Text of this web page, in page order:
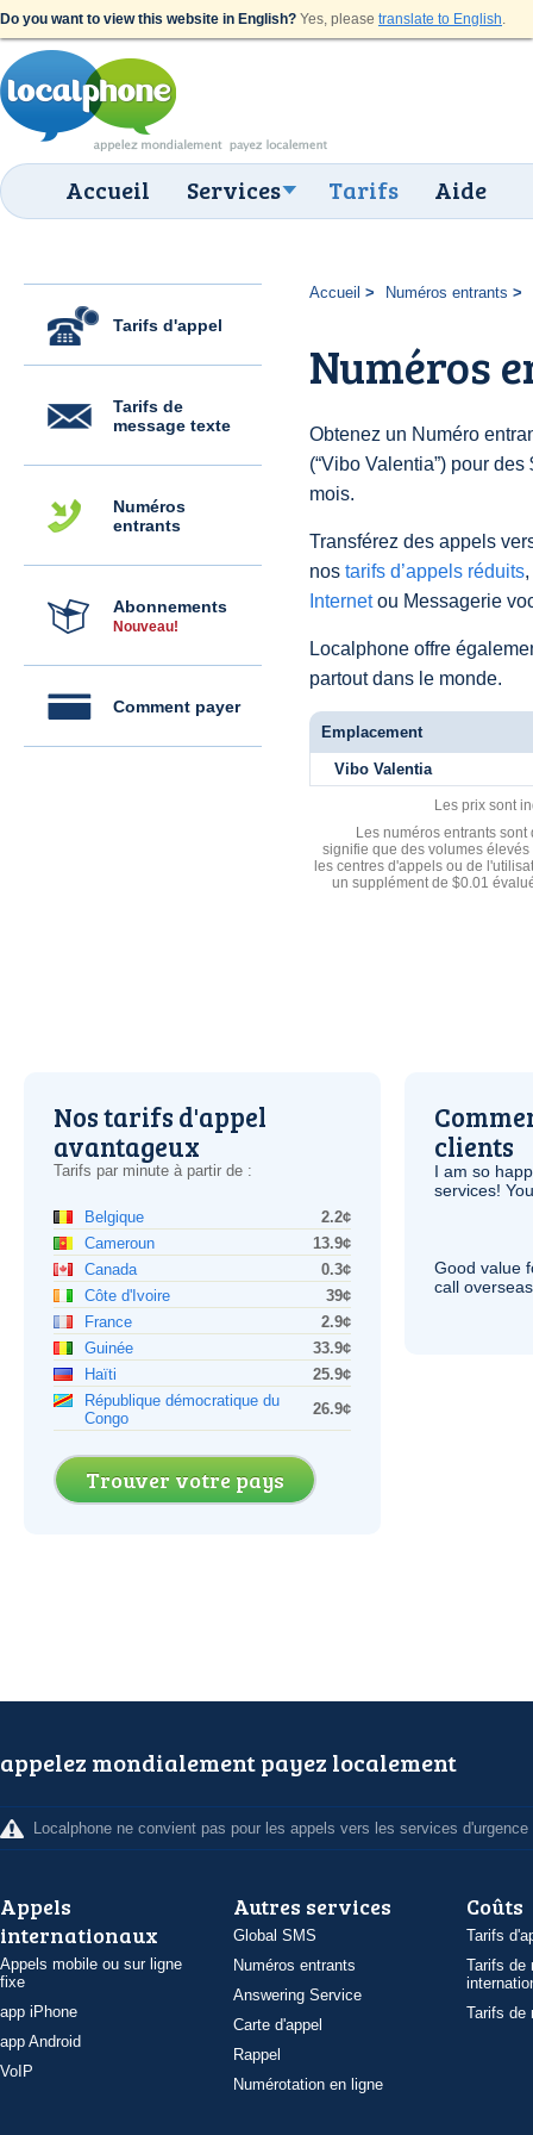
Do you want to view this website in English? Yes, please translate to English.
Accueil Services Tarifs Aide
Tarifs d'appel
Tarifs de
message texte
Numéros
entrants
Abonnements
Nouveau!
Comment payer
Accueil Numéros entrants
Numéros
Obtenez un Numéro
(“Vibo Valentia”) pour
mois.
Transférez des appels
nos tarifs d’appels réduits
Internetou Messagerie
Localphone offre
partout dans le monde.
Emplacement
Vibo Valentia
Les prix sont
Les numéros entrants
signifie que des volumes
les centres d'appels ou de
un supplément de $0.01
Nos tarifs d'appel
avantageux
Tarifs par minute à partir de :
Belgique
2.2¢
Cameroun
13.9¢
Canada
0.3¢
Côte d'Ivoire
39¢
France
2.9¢
Guinée
33.9¢
Haïti
25.9¢
République démocratique du
Congo
26.9¢
Trouver votre pays
clients
I am so
services!
Good value
call
appelez mondialement payez localement
Localphone ne convient pas pour les appels vers les services d'urgence
Appels
internationaux
Appels mobile ou sur ligne
fixe
app iPhone
app Android
VoIP
Autres services
Global SMS
Numéros entrants
Answering Service
Carte d'appel
Rappel
Numérotation en ligne
Coûts
Tarifs
Tarifs de
Tarifs de